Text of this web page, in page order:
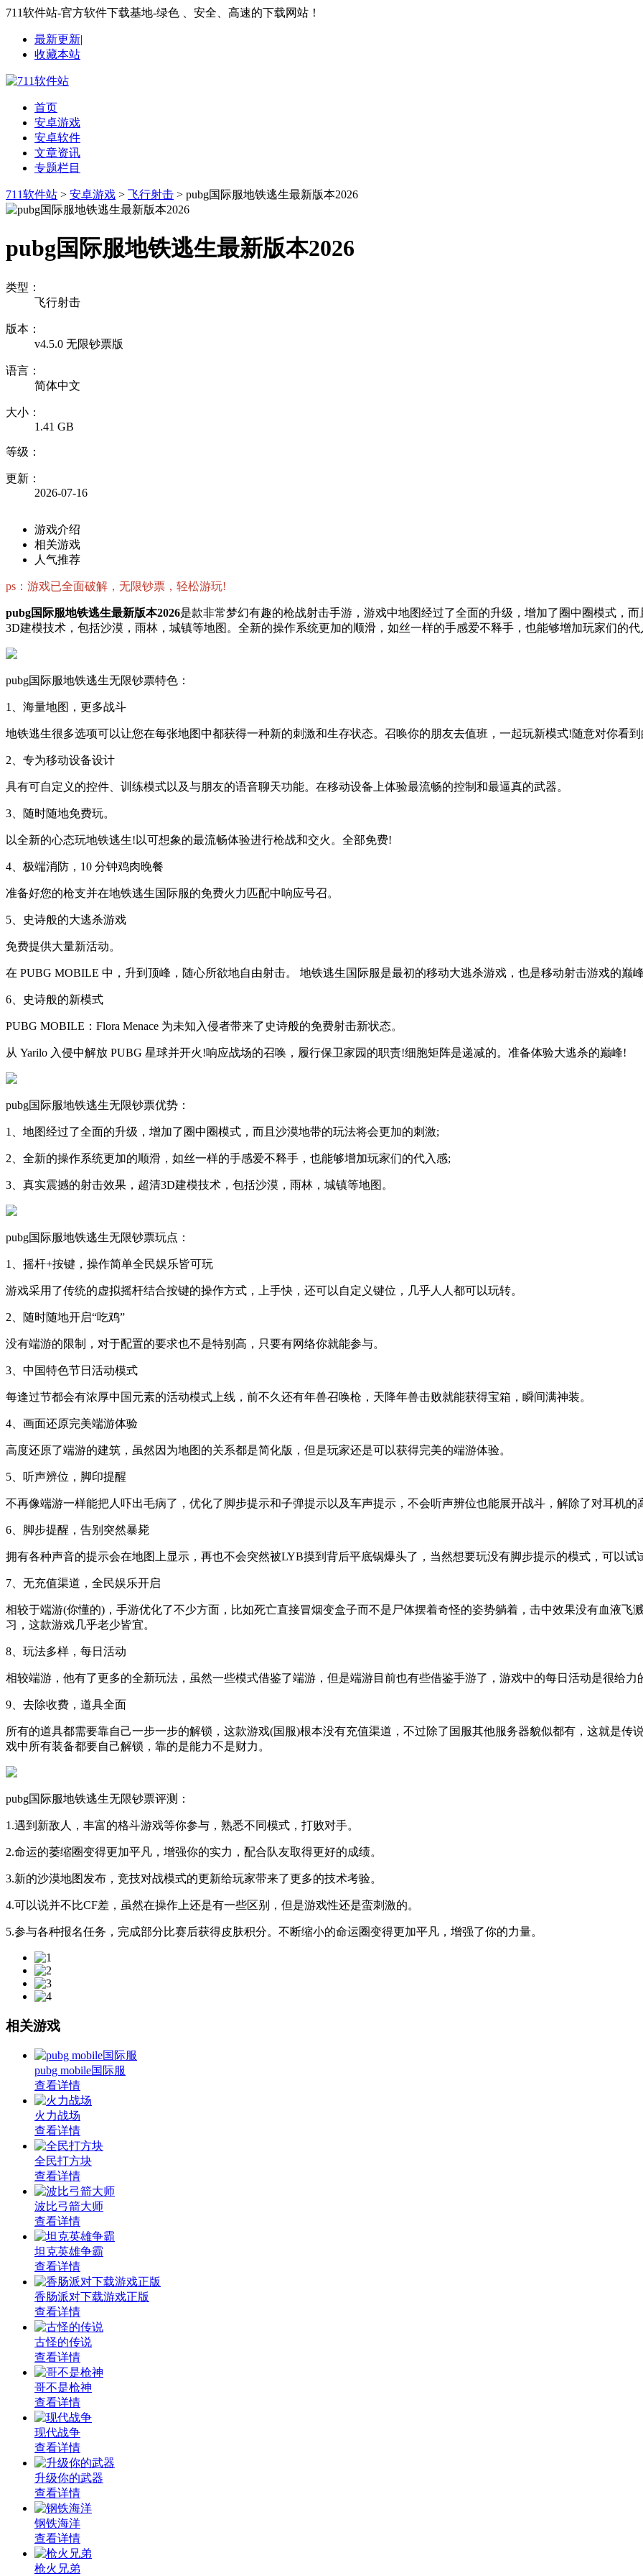
711软件站-官方软件下载基地-绿色 、安全、高速的下载网站！
最新更新|
收藏本站
首页
安卓游戏
安卓软件
文章资讯
专题栏目
711软件站 > 安卓游戏 > 飞行射击 > pubg国际服地铁逃生最新版本2026
pubg国际服地铁逃生最新版本2026
类型：
飞行射击
版本：
v4.5.0 无限钞票版
语言：
简体中文
大小：
1.41 GB
等级：
更新：
2026-07-16
游戏介绍
相关游戏
人气推荐
ps：游戏已全面破解，无限钞票，轻松游玩!
pubg国际服地铁逃生最新版本2026是款非常梦幻有趣的枪战射击手游，游戏中地图经过了全面的升级，增加了圈中圈模式，
3D建模技术，包括沙漠，雨林，城镇等地图。全新的操作系统更加的顺滑，如丝一样的手感爱不释手，也能够增加玩家们的
pubg国际服地铁逃生无限钞票特色：
1、海量地图，更多战斗
地铁逃生很多选项可以让您在每张地图中都获得一种新的刺激和生存状态。召唤你的朋友去值班，一起玩新模式!随意对你看
2、专为移动设备设计
具有可自定义的控件、训练模式以及与朋友的语音聊天功能。在移动设备上体验最流畅的控制和最逼真的武器。
3、随时随地免费玩。
以全新的心态玩地铁逃生!以可想象的最流畅体验进行枪战和交火。全部免费!
4、极端消防，10 分钟鸡肉晚餐
准备好您的枪支并在地铁逃生国际服的免费火力匹配中响应号召。
5、史诗般的大逃杀游戏
免费提供大量新活动。
在 PUBG MOBILE 中，升到顶峰，随心所欲地自由射击。 地铁逃生国际服是最初的移动大逃杀游戏，也是移动射击游戏的巅
6、史诗般的新模式
PUBG MOBILE：Flora Menace 为未知入侵者带来了史诗般的免费射击新状态。
从 Yarilo 入侵中解放 PUBG 星球并开火!响应战场的召唤，履行保卫家园的职责!细胞矩阵是递减的。准备体验大逃杀的巅峰!
pubg国际服地铁逃生无限钞票优势：
1、地图经过了全面的升级，增加了圈中圈模式，而且沙漠地带的玩法将会更加的刺激;
2、全新的操作系统更加的顺滑，如丝一样的手感爱不释手，也能够增加玩家们的代入感;
3、真实震撼的射击效果，超清3D建模技术，包括沙漠，雨林，城镇等地图。
pubg国际服地铁逃生无限钞票玩点：
1、摇杆+按键，操作简单全民娱乐皆可玩
游戏采用了传统的虚拟摇杆结合按键的操作方式，上手快，还可以自定义键位，几乎人人都可以玩转。
2、随时随地开启“吃鸡”
没有端游的限制，对于配置的要求也不是特别高，只要有网络你就能参与。
3、中国特色节日活动模式
每逢过节都会有浓厚中国元素的活动模式上线，前不久还有年兽召唤枪，天降年兽击败就能获得宝箱，瞬间满神装。
4、画面还原完美端游体验
高度还原了端游的建筑，虽然因为地图的关系都是简化版，但是玩家还是可以获得完美的端游体验。
5、听声辨位，脚印提醒
不再像端游一样能把人吓出毛病了，优化了脚步提示和子弹提示以及车声提示，不会听声辨位也能展开战斗，解除了对耳机的
6、脚步提醒，告别突然暴毙
拥有各种声音的提示会在地图上显示，再也不会突然被LYB摸到背后平底锅爆头了，当然想要玩没有脚步提示的模式，可以试
7、无充值渠道，全民娱乐开启
相较于端游(你懂的)，手游优化了不少方面，比如死亡直接冒烟变盒子而不是尸体摆着奇怪的姿势躺着，击中效果没有血液飞
习，这款游戏几乎老少皆宜。
8、玩法多样，每日活动
相较端游，他有了更多的全新玩法，虽然一些模式借鉴了端游，但是端游目前也有些借鉴手游了，游戏中的每日活动是很给力
9、去除收费，道具全面
所有的道具都需要靠自己一步一步的解锁，这款游戏(国服)根本没有充值渠道，不过除了国服其他服务器貌似都有，这就是传
戏中所有装备都要自己解锁，靠的是能力不是财力。
pubg国际服地铁逃生无限钞票评测：
1.遇到新敌人，丰富的格斗游戏等你参与，熟悉不同模式，打败对手。
2.命运的萎缩圈变得更加平凡，增强你的实力，配合队友取得更好的成绩。
3.新的沙漠地图发布，竞技对战模式的更新给玩家带来了更多的技术考验。
4.可以说并不比CF差，虽然在操作上还是有一些区别，但是游戏性还是蛮刺激的。
5.参与各种报名任务，完成部分比赛后获得皮肤积分。不断缩小的命运圈变得更加平凡，增强了你的力量。
相关游戏
pubg mobile国际服
查看详情
火力战场
查看详情
全民打方块
查看详情
波比弓箭大师
查看详情
坦克英雄争霸
查看详情
香肠派对下载游戏正版
查看详情
古怪的传说
查看详情
哥不是枪神
查看详情
现代战争
查看详情
升级你的武器
查看详情
钢铁海洋
查看详情
枪火兄弟